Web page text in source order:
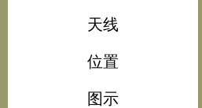
天线
位置
图示